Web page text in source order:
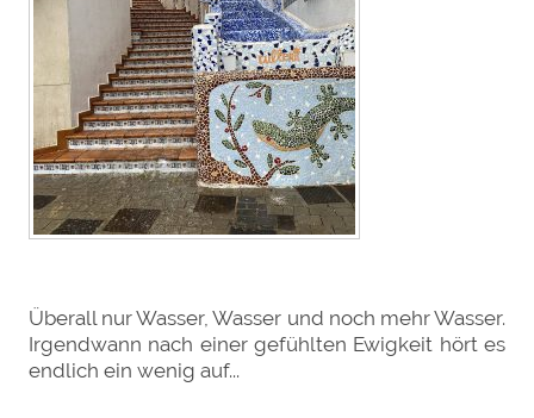
Überall nur Wasser, Wasser und noch mehr Wasser.
Irgendwann nach einer gefühlten Ewigkeit hört es
endlich ein wenig auf...